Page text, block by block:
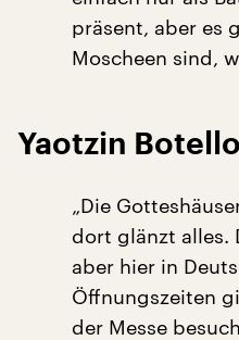
präsent, aber es
Moscheen sind,
Yaotzin
„Die
dort glänzt alles.
aber hier in
Öffnungszeiten
der Messe